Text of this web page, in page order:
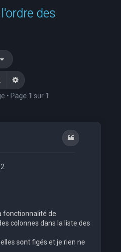
des
RechercherRecherche avancée
• Page 1 sur 1
Citation
fonctionnalité de
colonnes dans la liste des
sont figés et je rien ne